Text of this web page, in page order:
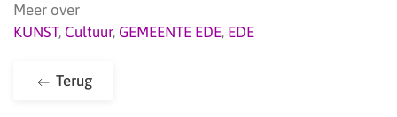
Meer over
KUNST, Cultuur, GEMEENTE EDE, EDE
Terug